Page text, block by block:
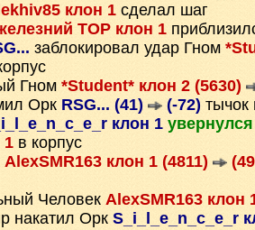
клон 1 сделал шаг
ТОР клон 1
заблокировал удар Гном
Гном *Student* клон 2 (5630)
Орк RSG... (41) (-72) тычок
клон 1 увернулся
1 в корпус
AlexSMR163 клон 1 (4811)
Человек AlexSMR163 клон
накатил Орк S_i_l_e_n_c_e_r